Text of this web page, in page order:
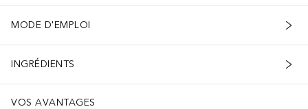
MODE D'EMPLOI
INGRÉDIENTS
VOS AVANTAGES